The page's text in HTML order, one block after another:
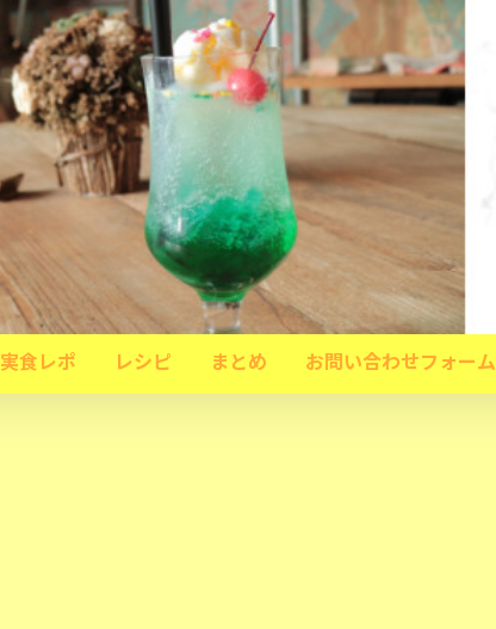
実食レポ レシピ まとめ お問い合わせフォーム